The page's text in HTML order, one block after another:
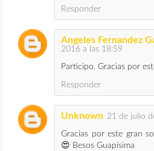
Responder
Angeles Fernandez
2016 a las 18:59
Participo. Gracias por
Responder
Unknown 21 de julio
Gracias por este gran
😍 Besos Guapísima